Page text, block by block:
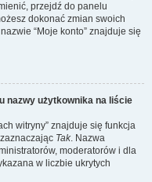
przejdź do panelu
dokonać zmian swoich
“Moje konto” znajduje się
nazwy użytkownika na liście
witryny” znajduje się funkcja
zaznaczając Tak. Nazwa
moderatorów i dla
w liczbie ukrytych